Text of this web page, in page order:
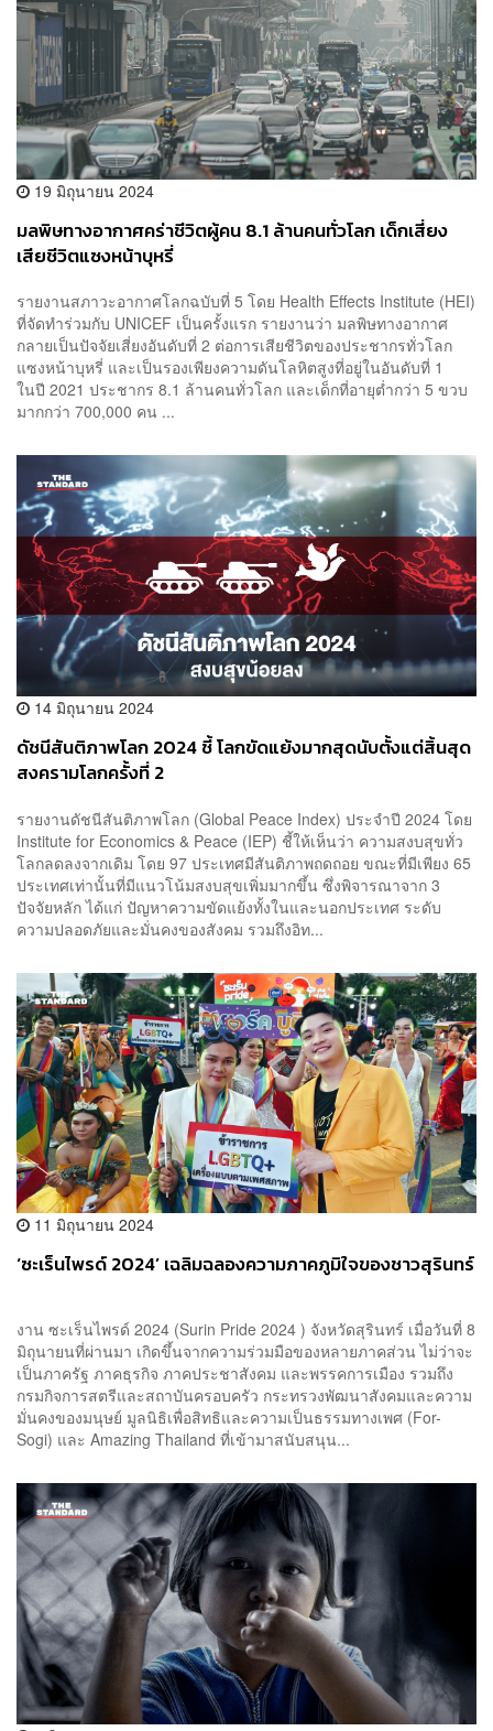
19 มิถุนายน 2024
มลพิษทางอากาศคร่าชีวิตผู้คน 8.1 ล้านคนทั่วโลก เด็กเสี่ยง
เสียชีวิตแซงหน้าบุหรี่
รายงานสภาวะอากาศโลกฉบับที่ 5 โดย Health Effects Institute (HEI)
ที่จัดทำร่วมกับ UNICEF เป็นครั้งแรก รายงานว่า มลพิษทางอากาศ
กลายเป็นปัจจัยเสี่ยงอันดับที่ 2 ต่อการเสียชีวิตของประชากรทั่วโลก
แซงหน้าบุหรี่ และเป็นรองเพียงความดันโลหิตสูงที่อยู่ในอันดับที่ 1
ในปี 2021 ประชากร 8.1 ล้านคนทั่วโลก และเด็กที่อายุต่ำกว่า 5 ขวบ
มากกว่า 700,000 คน ...
14 มิถุนายน 2024
ดัชนีสันติภาพโลก 2024 ชี้ โลกขัดแย้งมากสุดนับตั้งแต่สิ้นสุด
สงครามโลกครั้งที่ 2
รายงานดัชนีสันติภาพโลก (Global Peace Index) ประจำปี 2024 โดย
Institute for Economics & Peace (IEP) ชี้ให้เห็นว่า ความสงบสุขทั่ว
โลกลดลงจากเดิม โดย 97 ประเทศมีสันติภาพถดถอย ขณะที่มีเพียง 65
ประเทศเท่านั้นที่มีแนวโน้มสงบสุขเพิ่มมากขึ้น ซึ่งพิจารณาจาก 3
ปัจจัยหลัก ได้แก่ ปัญหาความขัดแย้งทั้งในและนอกประเทศ ระดับ
ความปลอดภัยและมั่นคงของสังคม รวมถึงอิท...
11 มิถุนายน 2024
‘ซะเร็นไพรด์ 2024’ เฉลิมฉลองความภาคภูมิใจของชาวสุรินทร์
งาน ซะเร็นไพรด์ 2024 (Surin Pride 2024 ) จังหวัดสุรินทร์ เมื่อวันที่ 8
มิถุนายนที่ผ่านมา เกิดขึ้นจากความร่วมมือของหลายภาคส่วน ไม่ว่าจะ
เป็นภาครัฐ ภาคธุรกิจ ภาคประชาสังคม และพรรคการเมือง รวมถึง
กรมกิจการสตรีและสถาบันครอบครัว กระทรวงพัฒนาสังคมและความ
มั่นคงของมนุษย์ มูลนิธิเพื่อสิทธิและความเป็นธรรมทางเพศ (For-
Sogi) และ Amazing Thailand ที่เข้ามาสนับสนุน...